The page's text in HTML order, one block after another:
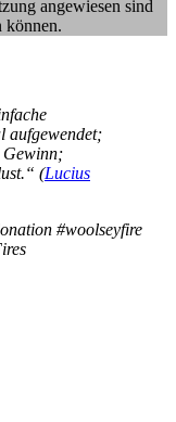
angewiesen sind
können.
aufgewendet;
Gewinn;
(Lucius
#woolseyfire